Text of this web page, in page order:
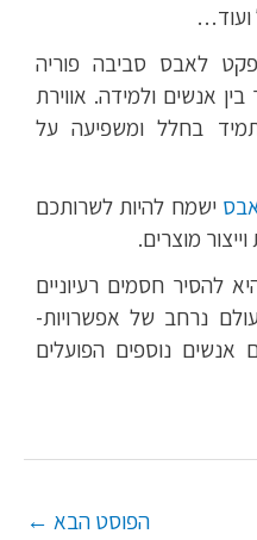
לאבס סביבה פוריה
אנשים ולמידה. אווירת
בחלל ומשפיעה על
ישמח להיות לשרותכם
מוצרים.
חסמים רעיוניים
עולם נרחב של אפשרויות-
אנשים נוספים הפועלים
הפוסט הבא ←